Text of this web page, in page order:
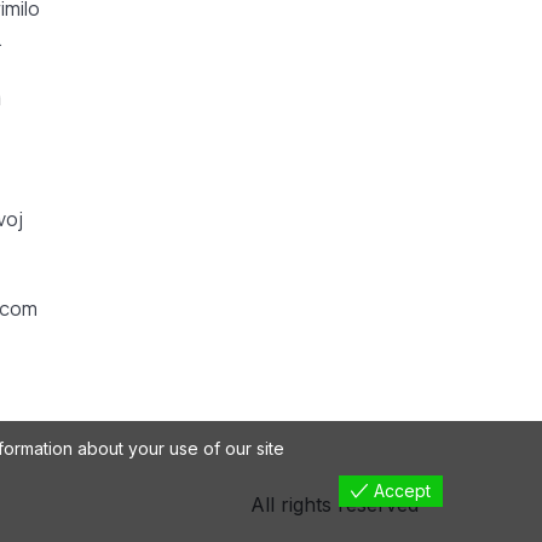
All rights reserved
about your use of our site
Accept